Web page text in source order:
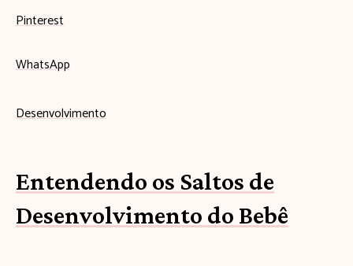
Pinterest
WhatsApp
Desenvolvimento
Entendendo os Saltos de
Desenvolvimento do Bebê